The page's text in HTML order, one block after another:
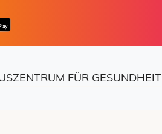
ZENTRUM FÜR GESUNDHEIT